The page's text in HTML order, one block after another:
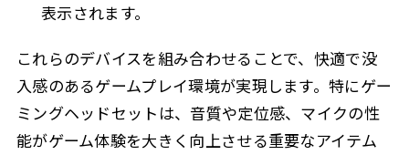
表示されます。
これらのデバイスを組み合わせることで、快適で没
入感のあるゲームプレイ環境が実現します。特にゲー
ミングヘッドセットは、音質や定位感、マイクの性
能がゲーム体験を大きく向上させる重要なアイテム